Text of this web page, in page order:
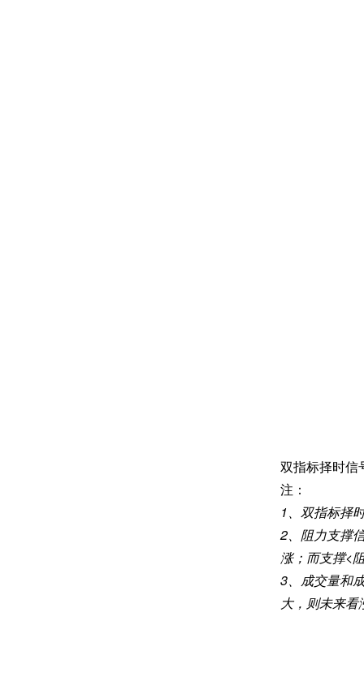
双指标择时信
注：
1、 双指标择
2、 阻力支撑
涨；而支撑<
3、 成交量和
大，则未来